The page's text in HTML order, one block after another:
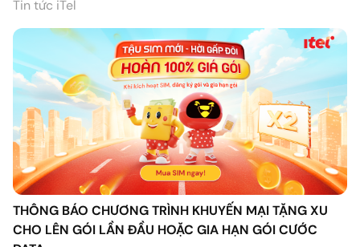
Tin tức iTel
THÔNG BÁO CHƯƠNG TRÌNH KHUYẾN MẠI TẶNG XU
CHO LÊN GÓI LẦN ĐẦU HOẶC GIA HẠN GÓI CƯỚC